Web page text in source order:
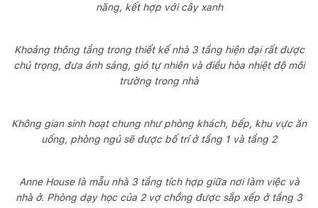
năng, kết hợp với cây xanh
Khoảng thông tầng trong thiết kế nhà 3 tầng hiện đại rất được
chú trọng, đưa ánh sáng, gió tự nhiên và điều hòa nhiệt độ môi
trường trong nhà
Không gian sinh hoạt chung như phòng khách, bếp, khu vực ăn
uống, phòng ngủ sẽ được bố trí ở tầng 1 và tầng 2
Anne House là mẫu nhà 3 tầng tích hợp giữa nơi làm việc và
nhà ở. Phòng dạy học của 2 vợ chồng được sắp xếp ở tầng 3